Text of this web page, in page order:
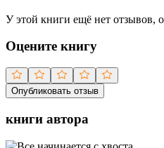
У этой книги ещё нет отзывов,
Оцените книгу
Опубликовать отзыв
книги автора